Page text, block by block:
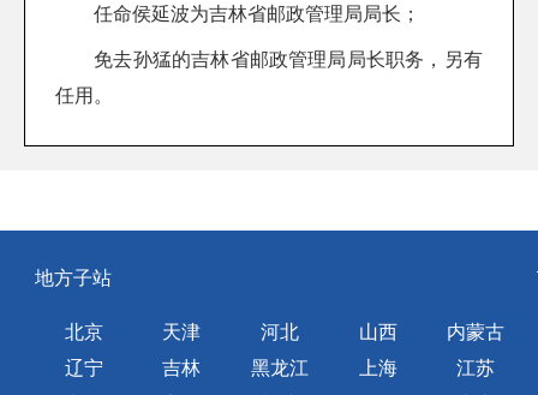
任命侯延波为吉林省邮政管理局局长；
免去孙猛的吉林省邮政管理局局长职务，另有
任用。
地方子站
北京 天津 河北 山西
内蒙古
辽宁
吉林 黑龙江 上海
江苏